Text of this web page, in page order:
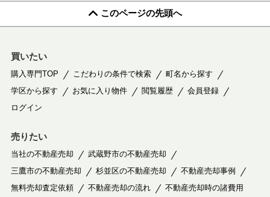
このページの先頭へ
買いたい
購入専門TOP こだわりの条件で検索
町名から探す
学区から探す
お気に入り物件 閲覧履歴
会員登録
ログイン
売りたい
当社の不動産売却
武蔵野市の不動産売却
三鷹市の不動産売却
杉並区の不動産売却
不動産売却事例
無料売却査定依頼
不動産売却の流れ 不動産売却時の諸費用